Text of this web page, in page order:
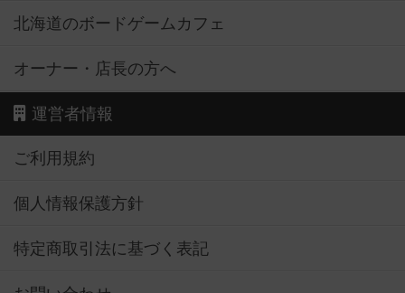
北海道のボードゲームカフェ
オーナー・店長の方へ
運営者情報
ご利用規約
個人情報保護方針
特定商取引法に基づく表記